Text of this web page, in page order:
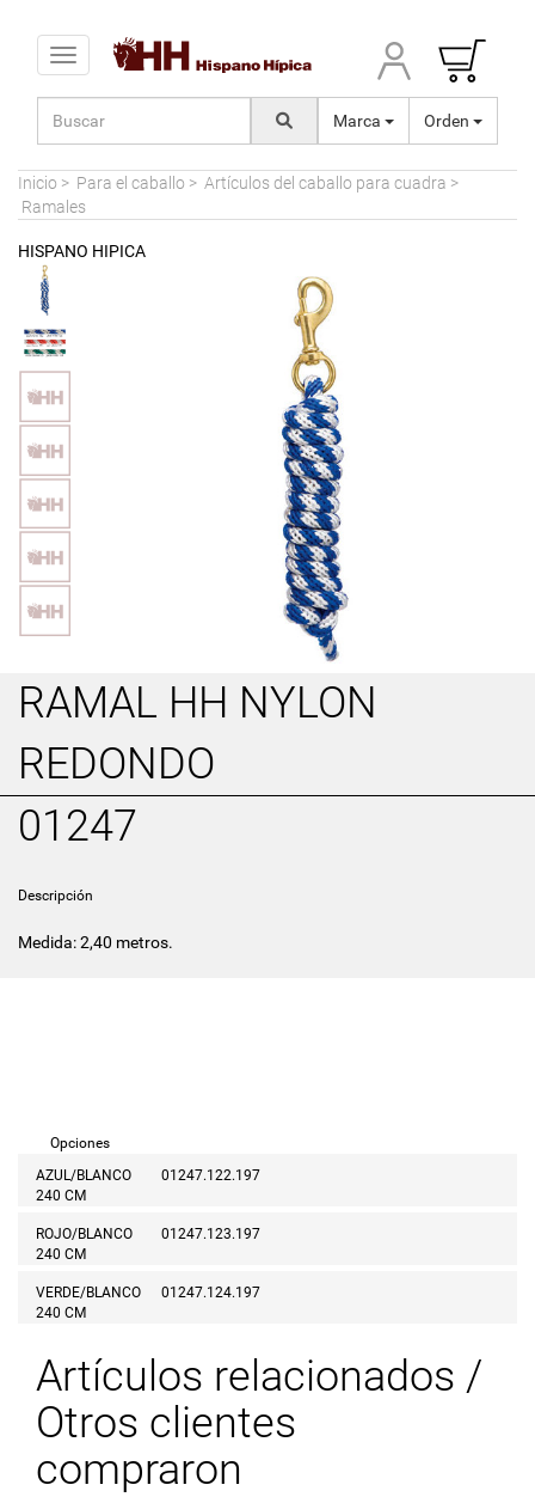
Toggle navigation
Marca Orden
Inicio > Para el caballo > Artículos del caballo para cuadra >
Ramales
HISPANO HIPICA
RAMAL HH NYLON
REDONDO
01247
Descripción
Medida: 2,40 metros.
Opciones
AZUL/BLANCO
240 CM
01247.122.197
ROJO/BLANCO
240 CM
01247.123.197
VERDE/BLANCO
240 CM
01247.124.197
Artículos relacionados /
Otros clientes
compraron